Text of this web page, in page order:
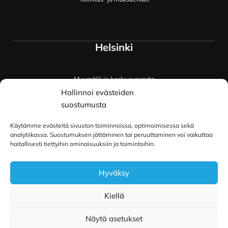
Hallinnoi evästeiden
suostumusta
Käytämme evästeitä sivuston toiminnoissa, optimoimisessa sekä
analytiikassa. Suostumuksen jättäminen tai peruuttaminen voi vaikuttaa
haitallisesti tiettyihin ominaisuuksiin ja toimintoihin.
Hyväksy
Kiellä
Näytä asetukset
Helsinki
Myymälä ja keskusvarasto
Siltavuorenranta 18
Oulu
Kauppurienkatu 34
90100 Oulu
Lue lisää